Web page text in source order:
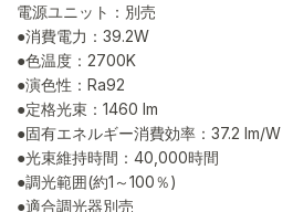
電源ユニット：別売
●消費電力：39.2W
●色温度：2700K
●演色性：Ra92
●定格光束：1460 lm
●固有エネルギー消費効率：37.2 lm/W
●光束維持時間：40,000時間
●調光範囲(約1～100％)
●適合調光器別売